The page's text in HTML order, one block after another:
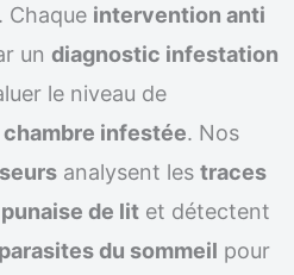
Chaque intervention anti
un diagnostic infestation
le niveau de
chambre infestée. Nos
analysent les traces
de lit et détectent
parasites du sommeil pour